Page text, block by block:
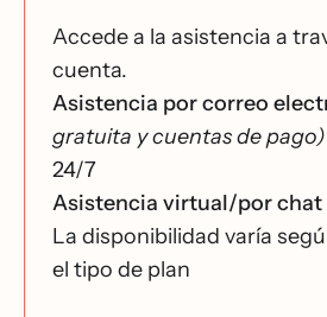
Accede a la asistencia a
cuenta.
Asistencia por correo
gratuita y cuentas de pago)
24/7
Asistencia virtual/por chat
La disponibilidad varía
el tipo de plan